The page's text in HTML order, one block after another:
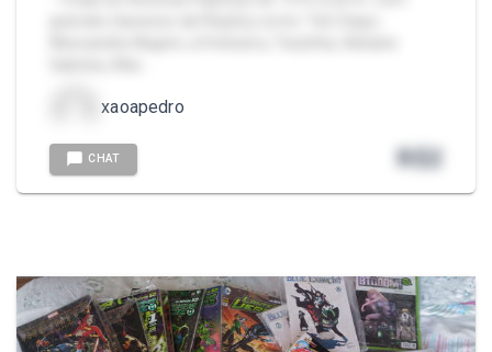
xaoapedro
CHAT R$2